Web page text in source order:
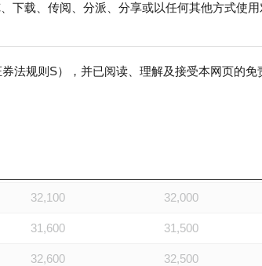
下载、传阅、分派、分享或以任何其他方式使
法规则S），并已阅读、理解及接受本网页的免
32,100 32,000
31,600 31,500
32,600 32,500